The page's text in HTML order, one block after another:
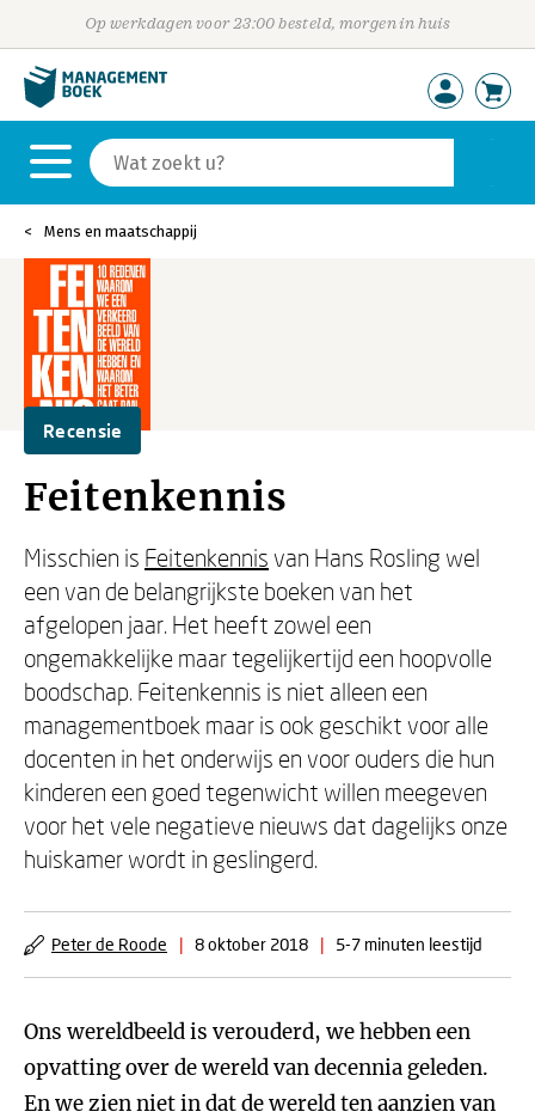
Op werkdagen voor 23:00 besteld, morgen in huis
Mens en maatschappij
Recensie
Feitenkennis
Misschien is Feitenkennis van Hans Rosling wel
een van de belangrijkste boeken van het
afgelopen jaar. Het heeft zowel een
ongemakkelijke maar tegelijkertijd een hoopvolle
boodschap. Feitenkennis is niet alleen een
managementboek maar is ook geschikt voor alle
docenten in het onderwijs en voor ouders die hun
kinderen een goed tegenwicht willen meegeven
voor het vele negatieve nieuws dat dagelijks onze
huiskamer wordt in geslingerd.
Peter de Roode | 8 oktober 2018 | 5-7 minuten leestijd
Ons wereldbeeld is verouderd, we hebben een
opvatting over de wereld van decennia geleden.
En we zien niet in dat de wereld ten aanzien van